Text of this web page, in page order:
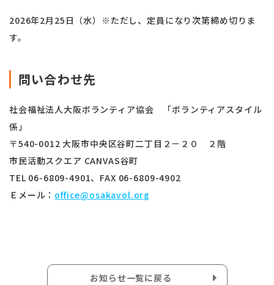
2026年2月25日（水）※ただし、定員になり次第締め切りま
す。
問い合わせ先
社会福祉法人大阪ボランティア協会 「ボランティアスタイル
係」
〒540-0012 大阪市中央区谷町二丁目２－２０ ２階
市民活動スクエア CANVAS谷町
TEL 06-6809-4901、FAX 06-6809-4902
Ｅメール： office@osakavol.org
お知らせ一覧に戻る